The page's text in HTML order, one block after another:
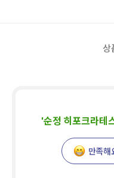
상
'순정 히포크라테
만족해